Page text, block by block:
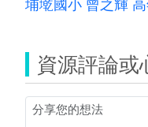
資源評論或